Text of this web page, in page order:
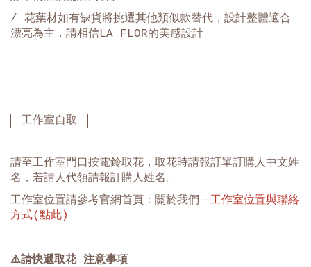
/ 花葉材如有缺貨將挑選其他類似款替代，設計整體適合
漂亮為主，請相信LA FLOR的美感設計
工作室自取
請至工作室門口按電鈴取花，取花時請報訂單訂購人中文姓
名，若請人代領請報訂購人姓名。
工作室位置請參考官網首頁：關於我們－ 工作室位置與聯絡
方式(點此)
⚠️請快遞取花 注意事項